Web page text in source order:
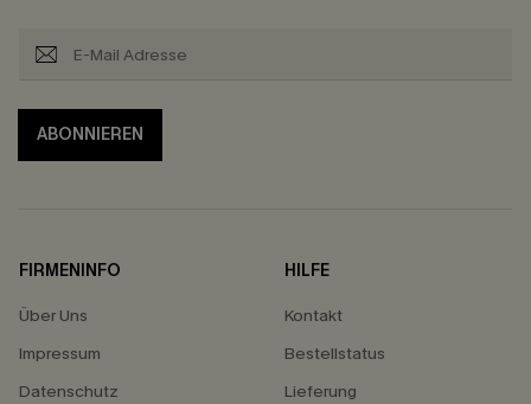
ABONNIEREN
FIRMENINFO
Über Uns
Impressum
Datenschutz
HILFE
Kontakt
Bestellstatus
Lieferung